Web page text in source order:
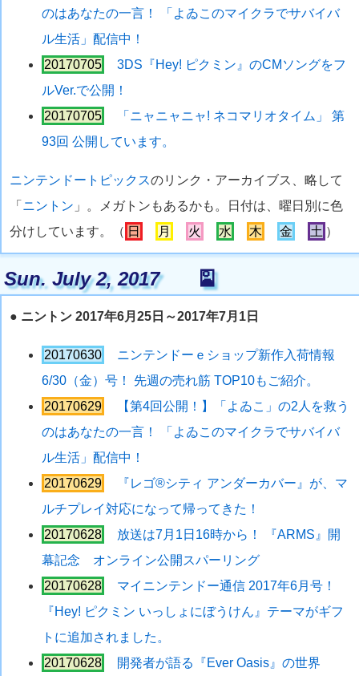
のはあなたの一言！ 「よゐこのマイクラでサバイバ
ル生活」配信中！
20170705
3DS『Hey! ピクミン』のCMソングをフ
ルVer.で公開！
20170705
「ニャニャニャ! ネコマリオタイム」 第
93回 公開しています。
ニンテンドートピックスのリンク・アーカイブス、略して
「 ニントン 」。メガトンもあるかも。日付は、曜日別に色
分けしています。（ 日 月 火 水 木 金 土 ）
Sun. July 2, 2017🎴
● ニントン 2017年6月25日～2017年7月1日
20170630
ニンテンドーｅショップ新作入荷情報
6/30（金）号！ 先週の売れ筋 TOP10もご紹介。
20170629
【第4回公開！】「よゐこ」の2人を救う
のはあなたの一言！ 「よゐこのマイクラでサバイバ
ル生活」配信中！
20170629
『レゴ®シティ アンダーカバー』が、マ
ルチプレイ対応になって帰ってきた！
20170628
放送は7月1日16時から！ 『ARMS』開
幕記念 オンライン公開スパーリング
20170628
マイニンテンドー通信 2017年6月号！
『Hey! ピクミン いっしょにぼうけん』テーマがギフ
トに追加されました。
20170628
開発者が語る『Ever Oasis』の世界